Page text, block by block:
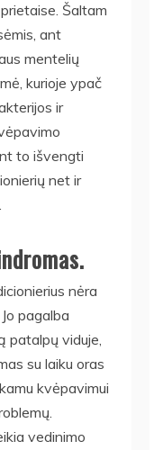
Šaltam
ant
mentelių
kurioje ypač
ir
to išvengti
net ir
nėra
pagalba
patalpų viduje,
su laiku oras
kvėpavimui
vedinimo